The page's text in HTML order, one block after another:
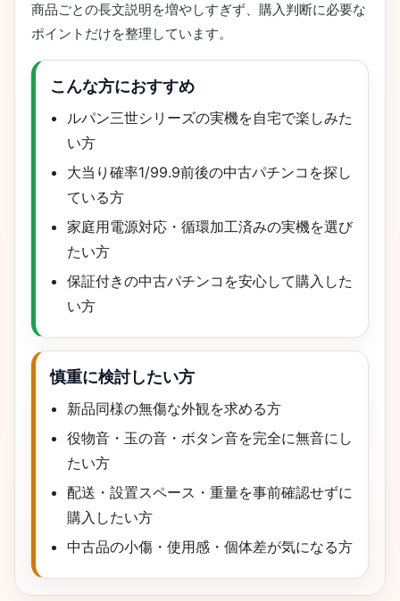
商品ごとの長文説明を増やしすぎず、購入判断に必要な
ポイントだけを整理しています。
こんな方におすすめ
ルパン三世シリーズの実機を自宅で楽しみた
い方
大当り確率1/99.9前後の中古パチンコを探し
ている方
家庭用電源対応・循環加工済みの実機を選び
たい方
保証付きの中古パチンコを安心して購入した
い方
慎重に検討したい方
新品同様の無傷な外観を求める方
役物音・玉の音・ボタン音を完全に無音にし
たい方
配送・設置スペース・重量を事前確認せずに
購入したい方
中古品の小傷・使用感・個体差が気になる方